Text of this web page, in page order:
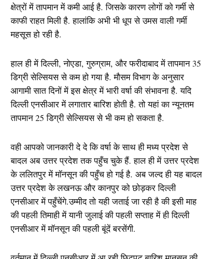
क्षेत्रों में तापमान में कमी आई है. जिसके कारण लोगों को गर्मी से
काफी राहत मिली है. हालांकि अभी भी धूप से उमस वाली गर्मी
महसूस हो रही है.
हाल ही में दिल्ली, नोएडा, गुरुग्राम, और फरीदाबाद में तापमान 35
डिग्री सेल्सियस से कम हो गया है. मौसम विभाग के अनुसार
आगामी सात दिनों में इस क्षेत्र में भारी वर्षा की संभावना है. यदि
दिल्ली एनसीआर में लगातार बारिश होती है. तो यहां का न्यूनतम
तापमान 25 डिग्री सेल्सियस से भी कम हो सकता है.
वही आपको जानकारी दे दे कि वर्षा के साथ ही मध्य प्रदेश से
बादल अब उत्तर प्रदेश तक पहुँच चुके हैं. हाल ही में उत्तर प्रदेश
के ललितपुर में मॉनसून की पहुँच हो गई है. अब जल्द ही यह बादल
उत्तर प्रदेश के लखनऊ और कानपुर को छोड़कर दिल्ली
एनसीआर में पहुँचेंगे.उम्मीद तो यही जताई जा रही है की इसी माह
की पहली तिमाही में यानी जुलाई की पहली सप्ताह में ही दिल्ली
एनसीआर में मॉनसून की पहली बूंदें बरसेंगी.